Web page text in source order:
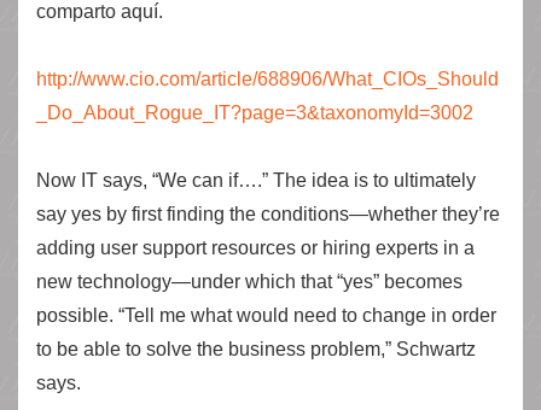
comparto aquí.
http://www.cio.com/article/688906/What_CIOs_Should
_Do_About_Rogue_IT?page=3&taxonomyId=3002
Now IT says, “We can if….” The idea is to ultimately
say yes by first finding the conditions—whether they’re
adding user support resources or hiring experts in a
new technology—under which that “yes” becomes
possible. “Tell me what would need to change in order
to be able to solve the business problem,” Schwartz
says.